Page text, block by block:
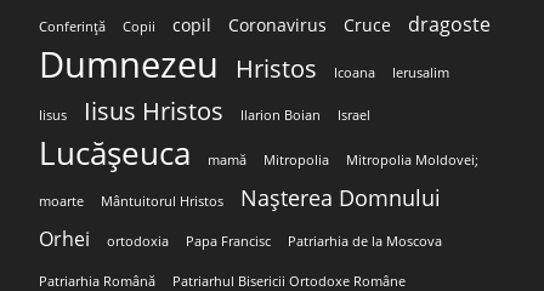
Conferință Copii copil Coronavirus Cruce dragoste
Dumnezeu Hristos Icoana Ierusalim
Iisus Iisus Hristos Ilarion Boian Israel
Lucășeuca mamă Mitropolia Mitropolia Moldovei;
moarte Mântuitorul Hristos Nașterea Domnului
Orhei ortodoxia Papa Francisc Patriarhia de la Moscova
Patriarhia Română Patriarhul Bisericii Ortodoxe Române